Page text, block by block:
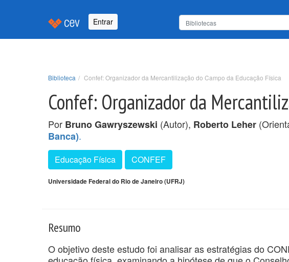
Entrar
Biblioteca Confef: Organizador da Mercantilização do Campo da Educação Física
Confef: Organizador da
Por Bruno Gawryszewski (Autor), Roberto Leher
Banca).
Educação Física CONFEF
Universidade Federal do Rio de Janeiro (UFRJ)
Resumo
O objetivo deste estudo foi analisar as estratégias do